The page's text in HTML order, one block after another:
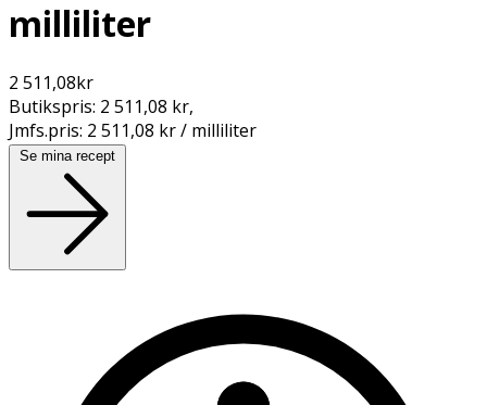
milliliter
2 511,08kr
Butikspris: 2 511,08 kr,
Jmfs.pris: 2 511,08 kr / milliliter
Se mina recept